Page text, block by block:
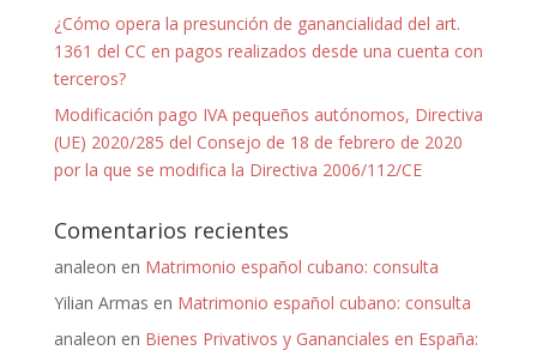
¿Cómo opera la presunción de ganancialidad del art.
1361 del CC en pagos realizados desde una cuenta con
terceros?
Modificación pago IVA pequeños autónomos, Directiva
(UE) 2020/285 del Consejo de 18 de febrero de 2020
por la que se modifica la Directiva 2006/112/CE
Comentarios recientes
analeon en Matrimonio español cubano: consulta
Yilian Armas en Matrimonio español cubano: consulta
analeon en Bienes Privativos y Gananciales en España: